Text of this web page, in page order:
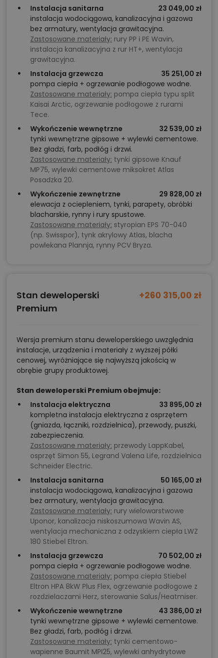
Instalacja sanitarna
23 049,00 zł
instalacja wodociągowa, kanalizacyjna i gazowa
bez armatury, wentylacja grawitacyjna.
Zastosowane materiały: rury PP i PE Wavin,
instalacja kanalizacyjna z rur HT+, wentylacja
grawitacyjna.
Instalacja grzewcza
35 251,00 zł
pompa ciepła + ogrzewanie podłogowe wodne.
Zastosowane materiały: pompa ciepła typu split
Kaisai Arctic, ogrzewanie podłogowe z rurami
Tece.
Wykończenie wewnętrzne
32 539,00 zł
tynki wewnętrzne gipsowe + wylewki cementowe.
Bez gładzi, farb, podłóg i drzwi.
Zastosowane materiały: tynki gipsowe Knauf
MP75, wylewki cementowe miksokret Atlas
Posadzka 20.
Wykończenie zewnętrzne
29 828,00 zł
elewacja z ociepleniem, tynki, parapety, obróbki
blacharskie, rynny i rury spustowe.
Zastosowane materiały: styropian EPS 70-040
(np. Swisspor), tynk akrylowy Atlas, blacha
powlekana Plannja, rynny PCV Bryza.
Stan deweloperski
Premium
+260 315,00 zł
Wersja premium stanu deweloperskiego uwzględnia
instalacje, urządzenia i materiały z wyższej półki
cenowej, wyróżniające się najwyższą jakością w
obrębie grupy produktowej.
Stan deweloperski Premium obejmuje:
Instalacja elektryczna
33 895,00 zł
kompletna instalacja elektryczna z osprzętem
(gniazda, łączniki, rozdzielnica), przewody, puszki,
zabezpieczenia.
Zastosowane materiały: przewody LappKabel,
osprzęt Simon 55, Legrand Valena Life, rozdzielnica
Schneider Electric.
Instalacja sanitarna
50 165,00 zł
instalacja wodociągowa, kanalizacyjna i gazowa
bez armatury, wentylacja grawitacyjna.
Zastosowane materiały: rury wielowarstwowe
Uponor, kanalizacja niskoszumowa Wavin AS,
wentylacja mechaniczna z odzyskiem ciepła LWZ
180 Stiebel Eltron.
Instalacja grzewcza
70 502,00 zł
pompa ciepła + ogrzewanie podłogowe wodne.
Zastosowane materiały: pompa ciepła Stiebel
Eltron HPA 8kW Plus Flex, ogrzewanie podłogowe z
rozdzielaczami Herz, sterowanie Salus/Heatmiser.
Wykończenie wewnętrzne
43 386,00 zł
tynki wewnętrzne gipsowe + wylewki cementowe.
Bez gładzi, farb, podłóg i drzwi.
Zastosowane materiały: tynki cementowo-
wapienne Baumit MPI25, wylewki anhydrytowe